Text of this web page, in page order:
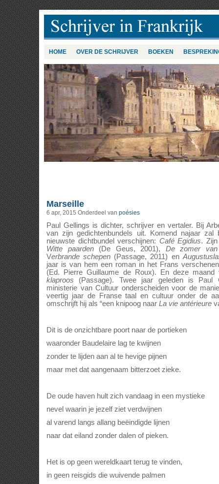
HOME OVER DE SCHRIJVER BOEKEN
Marseille
6 apr, 2015 Onderdeel van poésies
Paul Gellings is dichter, schrijver en vertaler. Bij
van zijn gedichtenbundels uit. Komend najaar zal
nieuwste dichtbundel verschijnen: Café Egidius.
Witte paarden(De Geus, 2001), De zomer
Verbrande schepen (Passage, 2011) en
jaar is van hem een roman in het Frans
(Ed. Pierre Guillaume de Roux). En deze
klaproos (Passage). Twee jaar geleden is Paul
ministerie van Cultuur onderscheiden voor de
veertig jaar de Franse taal en cultuur onder de
omschrijft hij als “een knipoog naar La vie antérieure
Dit is de onzichtbare poort naar de portieken
waaronder Baudelaire lag te kwijnen
zonder te lijden aan al te hevige pijnen
maar met dat aangenaam bitterzoet zieke.
De oude haven hult zich vandaag in een mystieke
nevel waarin je jezelf ziet verdwijnen
al varend langs allang beëindigde lijnen
naar dat eiland zonder dalen of pieken.
Het is op geen wereldkaart terug te vinden,
in geen reisgids die wuivende palmen